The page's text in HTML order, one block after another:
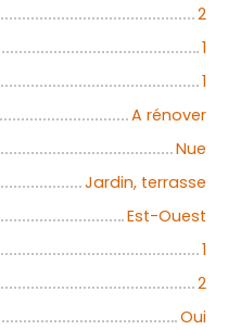
2
1
1
A rénover
Nue
Jardin, terrasse
Est-Ouest
1
2
Oui